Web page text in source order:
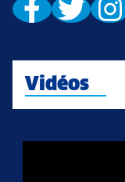
Vidéos